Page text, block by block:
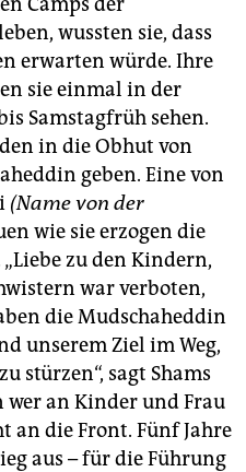
wussten sie, dass
erwarten würde. Ihre
sie einmal in der
Samstagfrüh sehen.
in die Obhut von
geben. Eine von
(Name von der
wie sie erzogen die
zu den Kindern,
war verboten,
die Mudschaheddin
unserem Ziel im Weg,
stürzen“, sagt Shams
an Kinder und Frau
die Front. Fünf Jahre
aus – für die Führung